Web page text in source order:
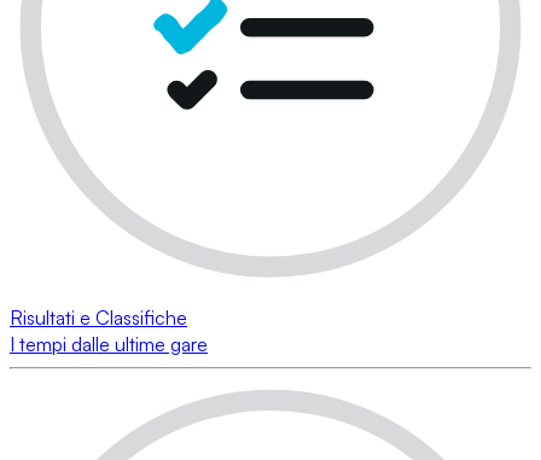
Risultati e Classifiche
I tempi dalle ultime gare